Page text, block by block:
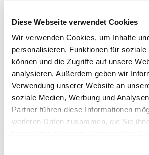
Diese Webseite verwendet Cookies
Wir verwenden Cookies, um Inhalte
personalisieren, Funktionen für
können und die Zugriffe auf unsere
analysieren. Außerdem geben wir
Verwendung unserer Website an
soziale Medien, Werbung und
Partner führen diese Informationen
weiteren Daten zusammen, die Sie
Bild: Kirche Sellin Heute-